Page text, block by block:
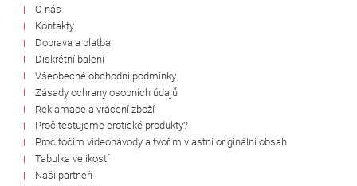
O nás
Kontakty
Doprava a platba
Diskrétní balení
Všeobecné obchodní podmínky
Zásady ochrany osobních údajů
Reklamace a vrácení zboží
Proč testujeme erotické produkty?
Proč točím videonávody a tvořím vlastní originální obsah
Tabulka velikostí
Naši partneři